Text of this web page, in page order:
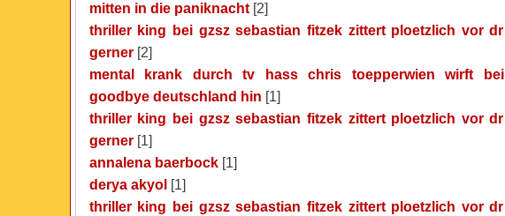
mitten in die paniknacht[2]
thriller king bei gzsz sebastian fitzek zittert ploetzlich vor dr
gerner[2]
mental krank durch tv hass chris toepperwien wirft bei
goodbye deutschland hin [1]
thriller king bei gzsz sebastian fitzek zittert ploetzlich vor dr
gerner[1]
annalena baerbock[1]
derya akyol [1]
thriller king bei gzsz sebastian fitzek zittert ploetzlich vor dr